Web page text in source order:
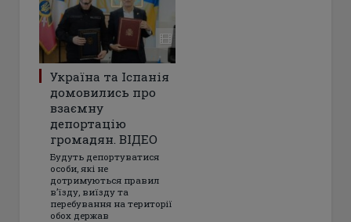
Україна та Іспанія
домовились про
взаємну
депортацію
громадян. ВІДЕО
Будуть депортуватися
особи, які не
дотримуються правил
в’їзду, виїзду та
перебування на території
обох держав